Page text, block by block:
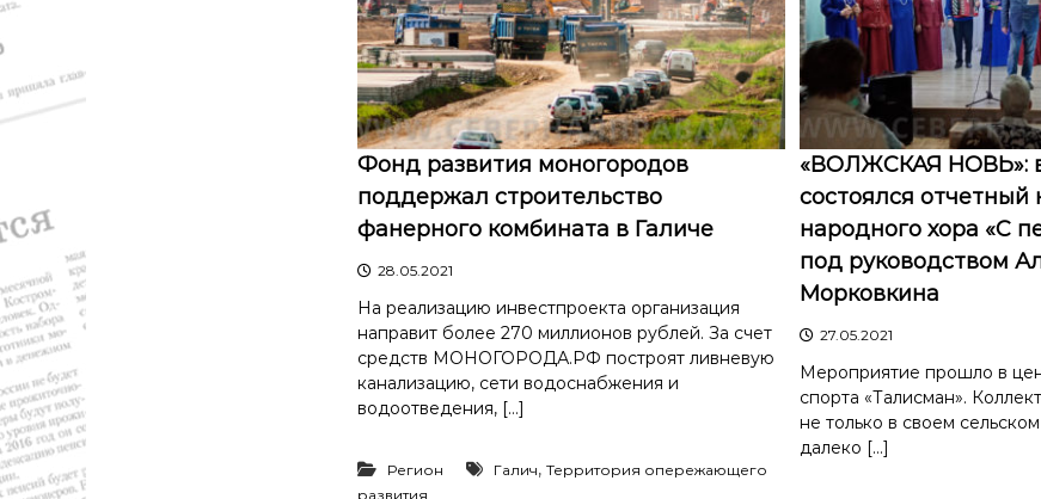
Фонд развития моногородов
поддержал строительство
фанерного комбината в Галиче
28.05.2021
На реализацию инвестпроекта организация
направит более 270 миллионов рублей. За счет
средств МОНОГОРОДА.РФ построят ливневую
канализацию, сети водоснабжения и
водоотведения, […]
Регион Галич, Территория опережающего
развития
«ВОЛЖСКАЯ НОВЬ»:
состоялся отчетный
народного хора «С
под руководством
Морковкина
27.05.2021
Мероприятие прошло в
спорта «Талисман».
не только в своем
далеко […]